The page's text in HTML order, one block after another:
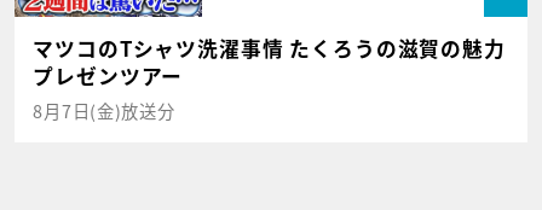
マツコのTシャツ洗濯事情 たくろうの滋賀の魅力
プレゼンツアー
8月7日(金)放送分